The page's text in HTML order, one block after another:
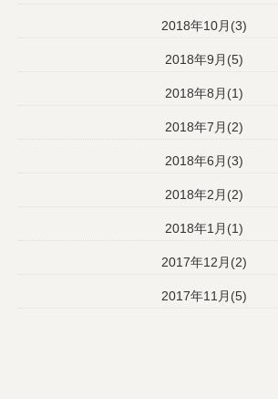
2018年10月(3)
2018年9月(5)
2018年8月(1)
2018年7月(2)
2018年6月(3)
2018年2月(2)
2018年1月(1)
2017年12月(2)
2017年11月(5)